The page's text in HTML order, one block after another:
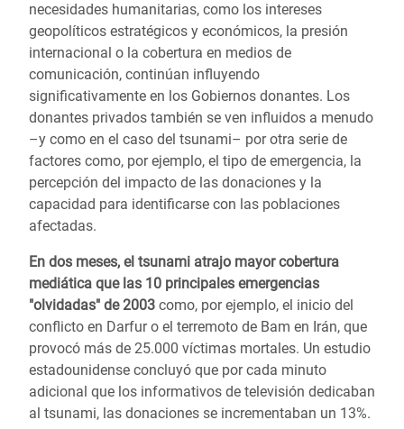
necesidades humanitarias, como los intereses
geopolíticos estratégicos y económicos, la presión
internacional o la cobertura en medios de
comunicación, continúan influyendo
significativamente en los Gobiernos donantes. Los
donantes privados también se ven influidos a menudo
–y como en el caso del tsunami– por otra serie de
factores como, por ejemplo, el tipo de emergencia, la
percepción del impacto de las donaciones y la
capacidad para identificarse con las poblaciones
afectadas.
En dos meses, el tsunami atrajo mayor cobertura
mediática que las 10 principales emergencias
"olvidadas" de 2003 como, por ejemplo, el inicio del
conflicto en Darfur o el terremoto de Bam en Irán, que
provocó más de 25.000 víctimas mortales. Un estudio
estadounidense concluyó que por cada minuto
adicional que los informativos de televisión dedicaban
al tsunami, las donaciones se incrementaban un 13%.